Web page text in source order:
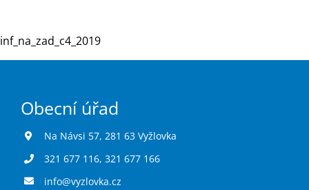
Hlášení závad
inf_na_zad_c4_2019
Obecní úřad
Na Návsi 57, 281 63 Vyžlovka
321 677 116, 321 677 166
info@vyzlovka.cz